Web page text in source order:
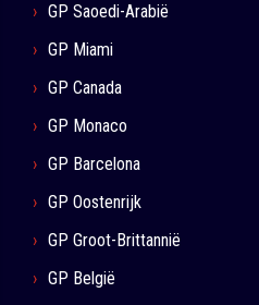
GP Saoedi-Arabië
GP Miami
GP Canada
GP Monaco
GP Barcelona
GP Oostenrijk
GP Groot-Brittannië
GP België